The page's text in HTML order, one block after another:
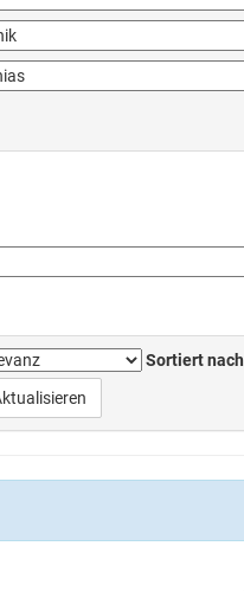
Sortiert nach